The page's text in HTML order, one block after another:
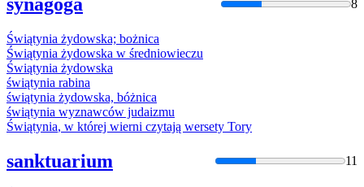
8
Świątynia żydowska; bożnica
Świątynia żydowska w średniowieczu
Świątynia żydowska
świątynia rabina
świątynia żydowska, bóżnica
świątynia wyznawców judaizmu
Świątynia, w której wierni czytają wersety Tory
sanktuarium 11